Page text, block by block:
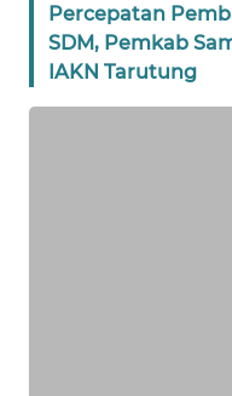
Percepatan
SDM, Pemkab
IAKN Tarutung
Regional